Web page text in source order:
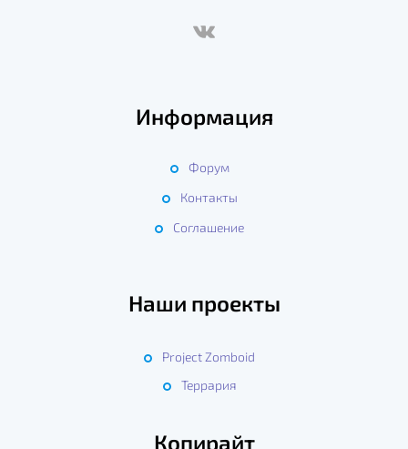
Информация
Форум
Контакты
Соглашение
Наши проекты
Project Zomboid
Террария
Копирайт